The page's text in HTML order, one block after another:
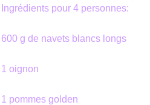
Ingrédients pour 4 personnes:
600 g de navets blancs longs
1 oignon
1 pommes golden